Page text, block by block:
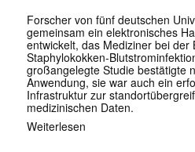
Forscher von fünf deutschen
gemeinsam ein elektronisches
entwickelt, das Mediziner bei der
Staphylokokken-
großangelegte Studie bestätigte
Anwendung, sie war auch ein
Infrastruktur zur
medizinischen Daten.
Weiterlesen